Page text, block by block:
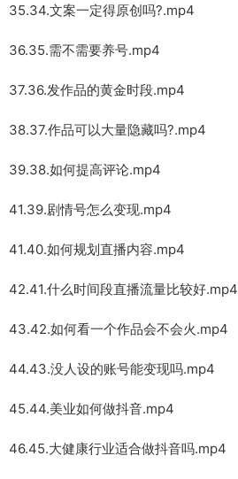
35.34.文案一定得原创吗?.mp4
36.35.需不需要养号.mp4
37.36.发作品的黄金时段.mp4
38.37.作品可以大量隐藏吗?.mp4
39.38.如何提高评论.mp4
41.39.剧情号怎么变现.mp4
41.40.如何规划直播内容.mp4
42.41.什么时间段直播流量比较好.mp4
43.42.如何看一个作品会不会火.mp4
44.43.没人设的账号能变现吗.mp4
45.44.美业如何做抖音.mp4
46.45.大健康行业适合做抖音吗.mp4